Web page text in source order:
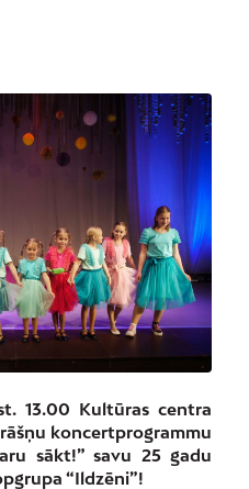
13.00 Kultūras centra
koncertprogrammu
sākt!” savu 25 gadu
“Ildzēni”!